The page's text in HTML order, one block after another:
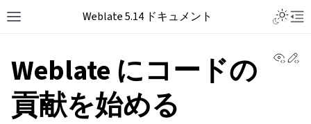
Weblate 5.14 ドキュメント
Weblate にコードの
貢献を始める